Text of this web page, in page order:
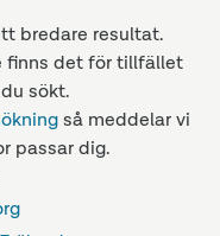
bredare resultat.
finns det för tillfället
sökt.
så meddelar vi
passar dig.